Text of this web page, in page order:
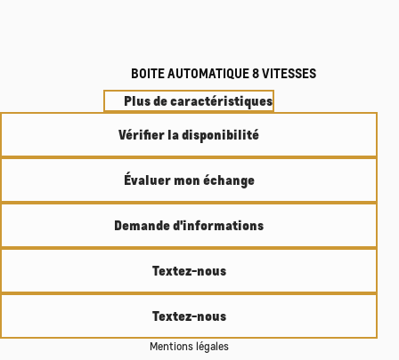
BOITE AUTOMATIQUE 8 VITESSES
Plus de caractéristiques
Vérifier la disponibilité
Évaluer mon échange
Demande d'informations
Textez-nous
Textez-nous
Mentions légales